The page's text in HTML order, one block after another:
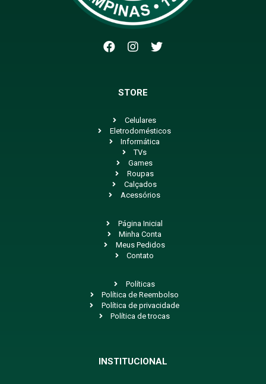
STORE
Celulares
Eletrodomésticos
Informática
TVs
Games
Roupas
Calçados
Acessórios
Página Inicial
Minha Conta
Meus Pedidos
Contato
Políticas
Política de Reembolso
Política de privacidade
Política de trocas
INSTITUCIONAL